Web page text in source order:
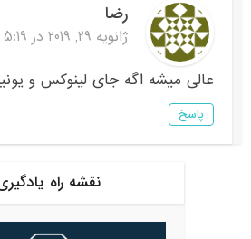
رضا
ژانویه 29, 2019 در 5:19 ب.ظ
عالی میشه اگه جای لینوکس و
پاسخ
نقشه راه